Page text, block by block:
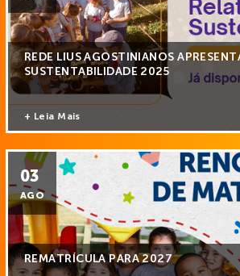
REDE LIUS AGOSTINIANOS
SUSTENTABILIDADE 2025
+ Leia Mais
03
AGO
REMATRÍCULA PARA 2027